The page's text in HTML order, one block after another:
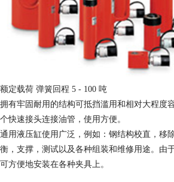
额定载荷 弹簧回程 5 - 100 吨
拥有牢固耐用的结构可抵挡滥用和相对大程度
个快速接头连接油管，使用方便。
通用液压缸使用广泛，例如：钢结构校直，移
衡，支撑，测试以及各种组装和维修用途。由
可方便地安装在各种夹具上。